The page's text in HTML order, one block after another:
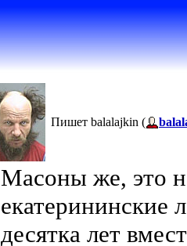
Пишет balalajkin (
Масоны же, это
екатерининские
десятка лет